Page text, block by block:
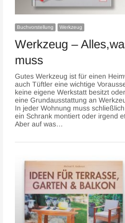
Buchvorstellung Werkzeug
Werkzeug –
muss
Gutes Werkzeug ist für einen
auch Tüftler eine wichtige
keine eigene Werkstatt besitzt
eine Grundausstattung an
In jeder Wohnung muss
ein Schrank montiert oder irgend
Aber auf was…